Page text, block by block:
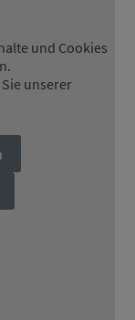
und Cookies
unserer